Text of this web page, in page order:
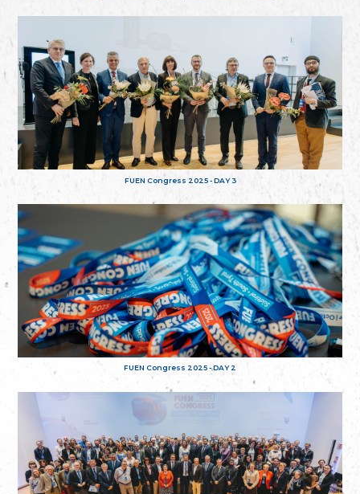
FUEN Congress 2025 - DAY 3
FUEN Congress 2025 - DAY 2